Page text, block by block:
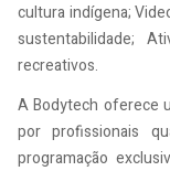
cultura indígena;
sustentabilidade;
recreativos.
A Bodytech oferece
por profissionais
programação